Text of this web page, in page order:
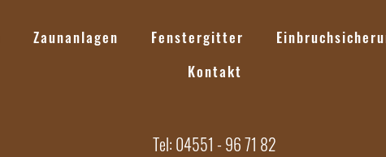
Zaunanlagen Fenstergitter
Kontakt
Tel: 04551 - 96 71 82